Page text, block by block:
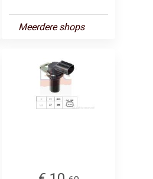
Meerdere shops